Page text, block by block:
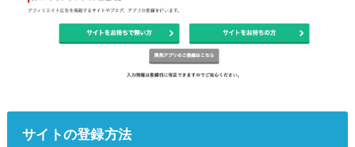
サイトの登録方法